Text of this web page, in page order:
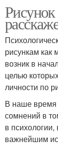
рисункам как
возник в
целью
личности по
В наше время
сомнений в
в
важнейшим